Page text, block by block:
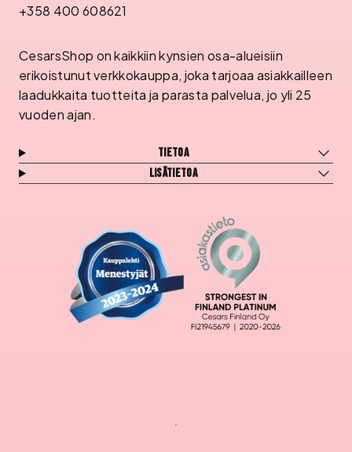
+358 400 608621
CesarsShop on kaikkiin kynsien osa-alueisiin
erikoistunut verkkokauppa, joka tarjoaa asiakkailleen
laadukkaita tuotteita ja parasta palvelua, jo yli 25
vuoden ajan.
Tietoa
Lisätietoa